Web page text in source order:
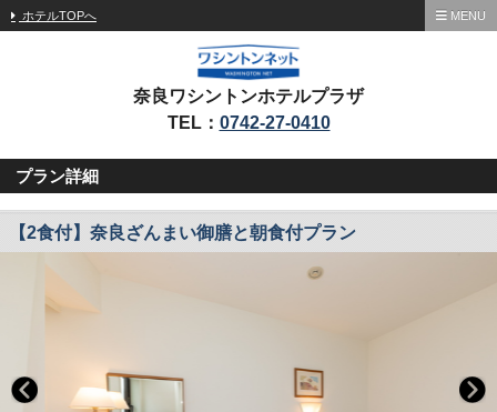
ホテルTOPへ MENU
奈良ワシントンホテルプラザ
TEL： 0742-27-0410
プラン詳細
【2食付】奈良ざんまい御膳と朝食付プラン